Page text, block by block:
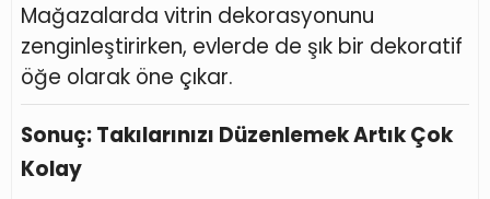
Mağazalarda vitrin dekorasyonunu
zenginleştirirken, evlerde de şık bir dekoratif
öğe olarak öne çıkar.
Sonuç: Takılarınızı Düzenlemek Artık Çok
Kolay